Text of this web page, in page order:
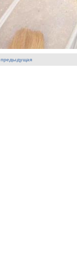
предыдущая